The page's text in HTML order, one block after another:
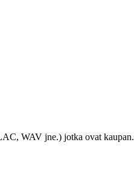
WAV jne.) jotka ovat kaupan.